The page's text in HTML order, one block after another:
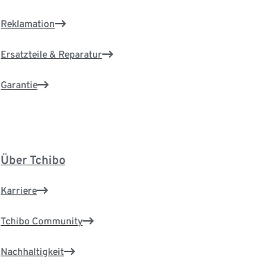
Reklamation
Ersatzteile & Reparatur
Garantie
Über Tchibo
Karriere
Tchibo Community
Nachhaltigkeit